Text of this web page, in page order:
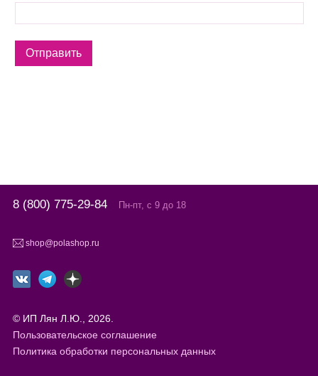
8 (800) 775-29-84 Пн-пт, с 9 до 18
shop@polashop.ru
© ИП Лян Л.Ю., 2026.
Пользовательское соглашение
Политика обработки персональных данных